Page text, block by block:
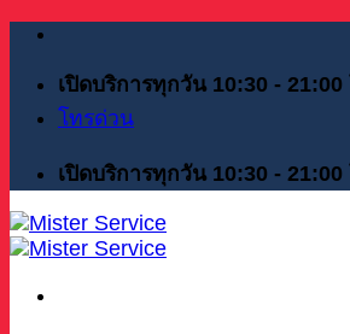
Skip
contentเปิดบริการทุกวัน 10:30 -
โทรด่วน
เปิดบริการทุกวัน 10:30 -